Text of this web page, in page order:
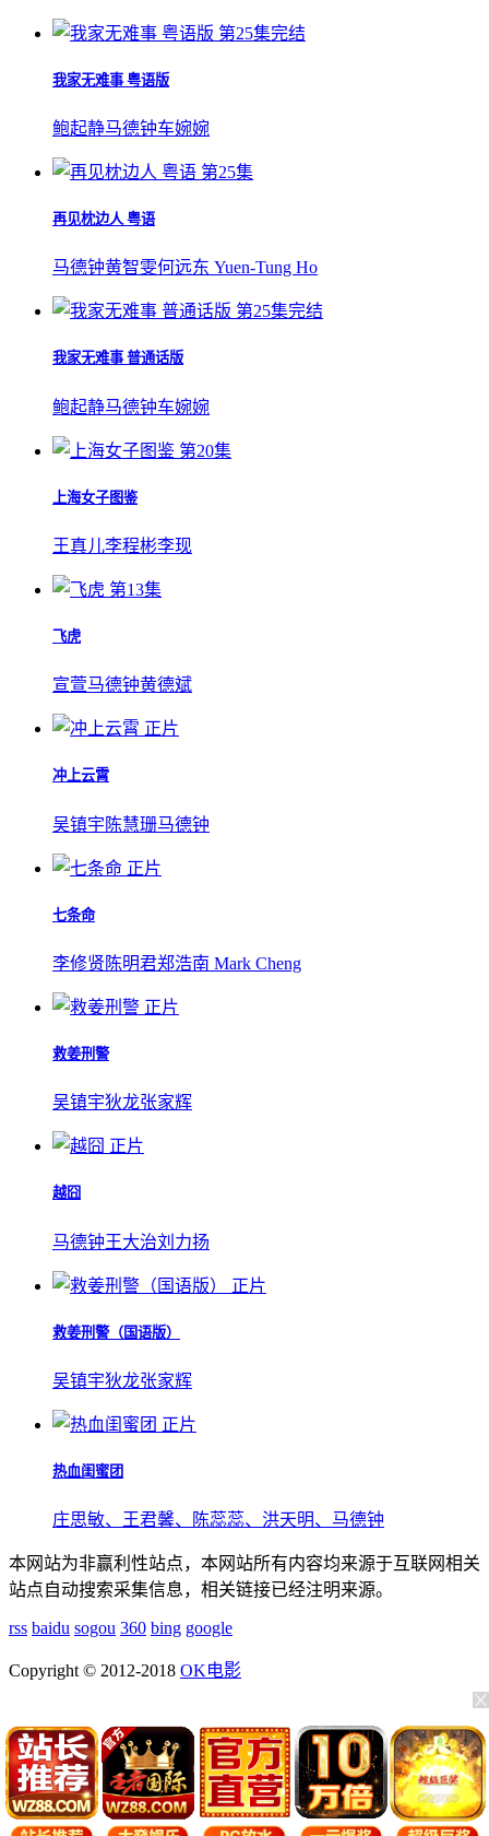
第25集完结
我家无难事 粤语版
鲍起静马德钟车婉婉
第25集
再见枕边人 粤语
马德钟黄智雯何远东 Yuen-Tung Ho
第25集完结
我家无难事 普通话版
鲍起静马德钟车婉婉
第20集
上海女子图鉴
王真儿李程彬李现
第13集
飞虎
宣萱马德钟黄德斌
正片
冲上云霄
吴镇宇 陈慧珊马德钟
正片
七条命
李修贤 陈明君郑浩南 Mark Cheng
正片
救姜刑警
吴镇宇狄龙张家辉
正片
越囧
马德钟王大治刘力扬
正片
救姜刑警（国语版）
吴镇宇狄龙张家辉
正片
热血闺蜜团
庄思敏、王君馨、陈蕊蕊、洪天明、马德钟
本网站为非赢利性站点，本网站所有内容均来源于互联网相关
站点自动搜索采集信息，相关链接已经注明来源。
rss baidu sogou 360 bing google
Copyright © 2012-2018 OK电影